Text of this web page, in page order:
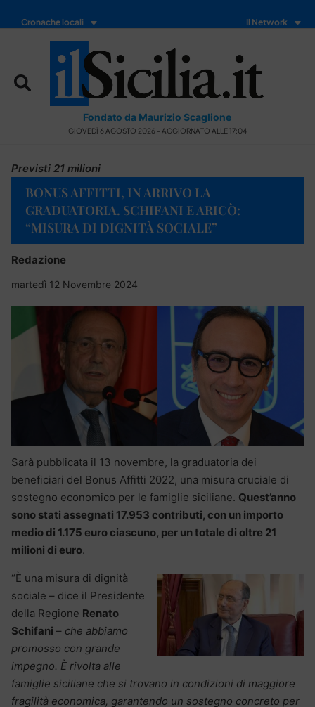
Cronache locali Il Network
Fondato da Maurizio Scaglione
GIOVEDÌ 6 AGOSTO 2026 - AGGIORNATO ALLE 17:04
Previsti 21 milioni
BONUS AFFITTI, IN ARRIVO LA
GRADUATORIA. SCHIFANI E ARICÒ:
“MISURA DI DIGNITÀ SOCIALE”
Redazione
martedì 12 Novembre 2024
Sarà pubblicata il 13 novembre, la graduatoria dei
beneficiari del Bonus Affitti 2022, una misura cruciale di
sostegno economico per le famiglie siciliane. Quest’anno
sono stati assegnati 17.953 contributi, con un importo
medio di 1.175 euro ciascuno, per un totale di oltre 21
milioni di euro.
“È una misura di dignità
sociale – dice il Presidente
della Regione Renato
Schifani – che abbiamo
promosso con grande
impegno. È rivolta alle
famiglie siciliane che si trovano in condizioni di maggiore
fragilità economica, garantendo un sostegno concreto per